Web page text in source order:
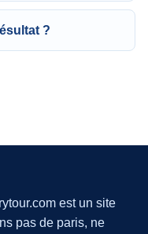
?
est un site
pas de paris, ne